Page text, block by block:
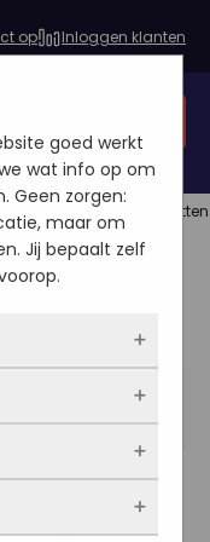
op Inloggen klanten
om social media in te zetten
media
gebruiken van
goed werkt
wat info op om
Geen zorgen:
maar om
Jij bepaalt zelf
de website
actief en
worden
zoals
je
onze site
vandaan
zijn. Zo